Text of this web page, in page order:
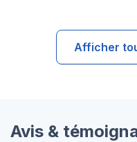
Afficher
Avis &